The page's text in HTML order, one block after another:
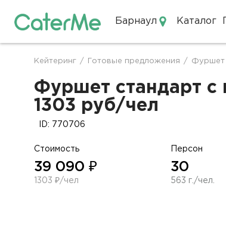
Барнаул Каталог
Строка
навигации
Кейтеринг / Готовые предложения / Фуршет
Фуршет стандарт с
1303 руб/чел
ID: 770706
Стоимость
39 090 ₽
1303 ₽/чел
Персон
30
563 г./чел.